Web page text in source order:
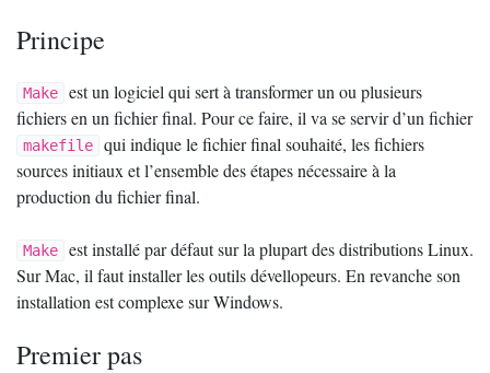
Principe
Make
est un logiciel qui sert à transformer un ou plusieurs
fichiers en un fichier final. Pour ce faire, il va se servir d’un fichier
makefile
qui indique le fichier final souhaité, les fichiers
sources initiaux et l’ensemble des étapes nécessaire à la
production du fichier final.
Make
est installé par défaut sur la plupart des distributions Linux.
Sur Mac, il faut installer les outils dévellopeurs. En revanche son
installation est complexe sur Windows.
Premier pas